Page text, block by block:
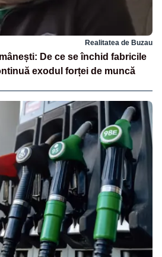
Realitatea de Buzau
De ce se închid fabricile
exodul forței de muncă